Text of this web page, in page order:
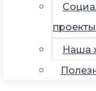
Наша